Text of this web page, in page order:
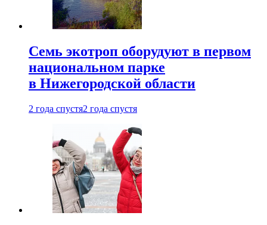
Семь экотроп оборудуют в первом
национальном парке
в Нижегородской области
2 года спустя2 года спустя